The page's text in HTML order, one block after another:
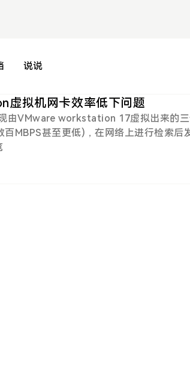
说说
拟机网卡效率低下问题
由VMware workstation 17虚拟出来的三
MBPS甚至更低)，在网络上进行检索后
，一个较为关键的配置文件节点出现频